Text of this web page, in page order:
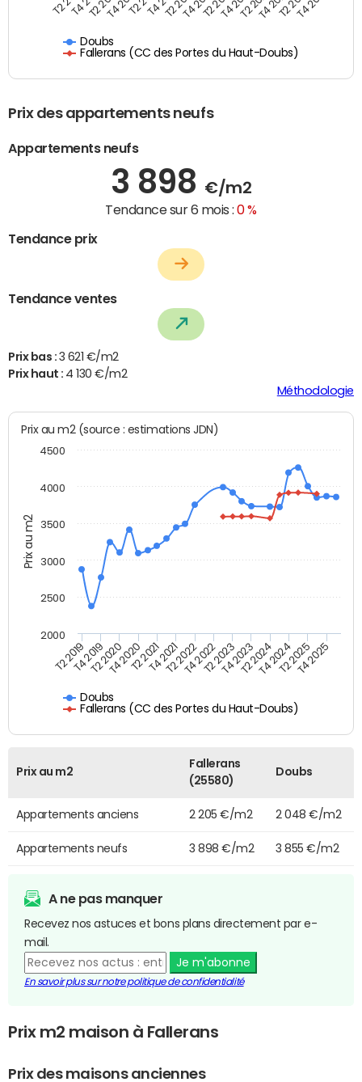
Doubs
Fallerans (CC des Portes du Haut-Doubs)
Prix des appartements neufs
Appartements neufs
3 898 €/m2
Tendance sur 6 mois :0 %
Tendance prix
Tendance ventes
Prix bas : 3 621 €/m2
Prix haut : 4 130 €/m2
Méthodologie
Prix au m2
Prix au m2 (source : estimations JDN)
Doubs
Fallerans (CC des Portes du Haut-Doubs)
T2 2019T4 2019T2 2020T4 2020T2 2021T4 2021T2 2022T4 2022T2 2023T4 2023T2 2024T4 2024T2 2025T4 2025
2000
2500
3000
3500
4000
4500
Prix au m2
Fallerans
(25580)
Doubs
Appartements anciens 2 205 €/m2 2 048 €/m2
Appartements neufs 3 898 €/m2 3 855 €/m2
A ne pas manquer
Recevez nos astuces et bons plans directement par e-
mail.
Je m'abonne
En savoir plus sur notre politique de confidentialité
Prix m2 maison à Fallerans
Prix des maisons anciennes